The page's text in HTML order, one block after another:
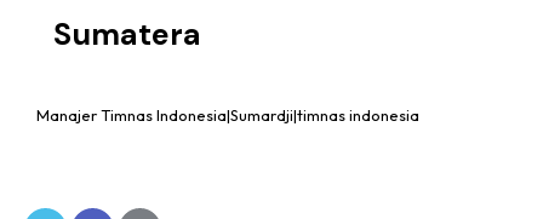
Sumatera
Manajer Timnas Indonesia|Sumardji|timnas indonesia